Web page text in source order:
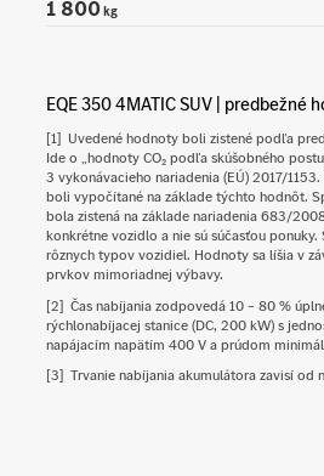
1 800kg
EQE 350 4MATIC SUV | predbežné
[1] Uvedené hodnoty boli zistené podľa
Ide o „hodnoty CO₂ podľa skúšobného
3 vykonávacieho nariadenia (EÚ) 2017/
boli vypočítané na základe týchto hodnôt.
bola zistená na základe nariadenia 683/
konkrétne vozidlo a nie sú súčasťou ponuky.
rôznych typov vozidiel. Hodnoty sa líšia v
prvkov mimoriadnej výbavy.
[2] Čas nabíjania zodpovedá 10 – 80 %
rýchlonabíjacej stanice (DC, 200 kW) s
napájacím napätím 400 V a prúdom
[3] Trvanie nabíjania akumulátora zavisí od